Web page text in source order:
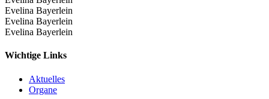
Evelina Bayerlein
Evelina Bayerlein
Evelina Bayerlein
Wichtige Links
Aktuelles
Organe